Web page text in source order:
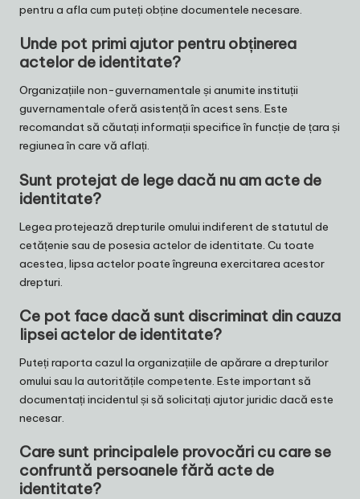
pentru a afla cum puteți obține documentele necesare.
Unde pot primi ajutor pentru obținerea
actelor de identitate?
Organizațiile non-guvernamentale și anumite instituții
guvernamentale oferă asistență în acest sens. Este
recomandat să căutați informații specifice în funcție de țara și
regiunea în care vă aflați.
Sunt protejat de lege dacă nu am acte de
identitate?
Legea protejează drepturile omului indiferent de statutul de
cetățenie sau de posesia actelor de identitate. Cu toate
acestea, lipsa actelor poate îngreuna exercitarea acestor
drepturi.
Ce pot face dacă sunt discriminat din cauza
lipsei actelor de identitate?
Puteți raporta cazul la organizațiile de apărare a drepturilor
omului sau la autoritățile competente. Este important să
documentați incidentul și să solicitați ajutor juridic dacă este
necesar.
Care sunt principalele provocări cu care se
confruntă persoanele fără acte de
identitate?